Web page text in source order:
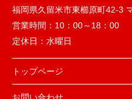
福岡県久留米市東櫛原町42-3
営業時間： 10：00～18：00
定休日： 水曜日
トップページ
お問い合わせ